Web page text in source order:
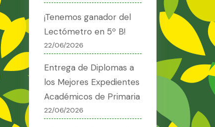
¡Tenemos ganador del
Lectómetro en 5º B!
22/06/2026
Entrega de Diplomas a
los Mejores Expedientes
Académicos de Primaria
22/06/2026